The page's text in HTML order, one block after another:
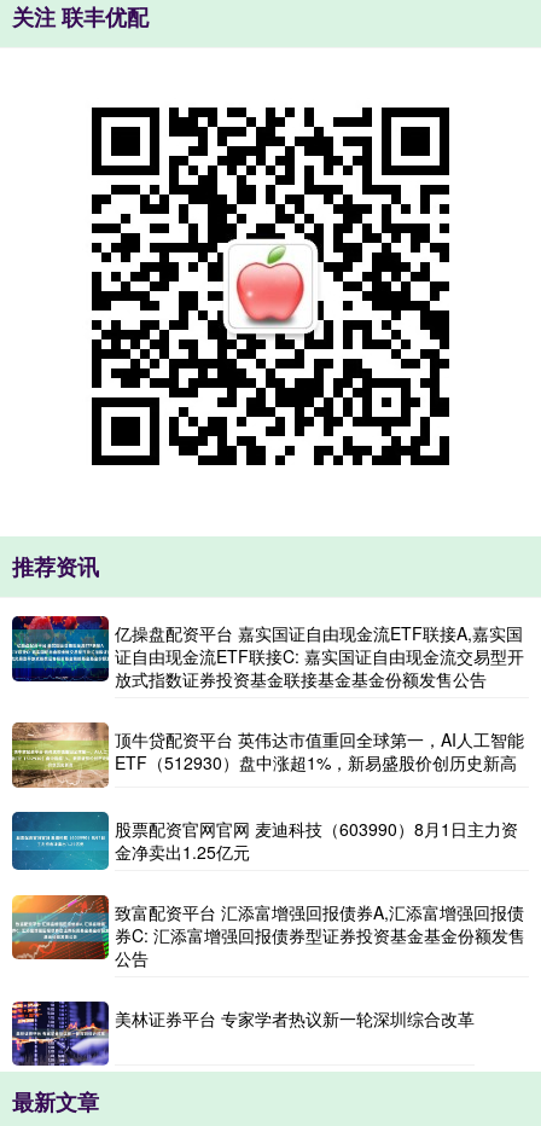
关注 联丰优配
推荐资讯
亿操盘配资平台 嘉实国证自由现金流ETF联接A,嘉实国
证自由现金流ETF联接C: 嘉实国证自由现金流交易型开
放式指数证券投资基金联接基金基金份额发售公告
顶牛贷配资平台 英伟达市值重回全球第一，AI人工智能
ETF（512930）盘中涨超1%，新易盛股价创历史新高
股票配资官网官网 麦迪科技（603990）8月1日主力资
金净卖出1.25亿元
致富配资平台 汇添富增强回报债券A,汇添富增强回报债
券C: 汇添富增强回报债券型证券投资基金基金份额发售
公告
美林证券平台 专家学者热议新一轮深圳综合改革
最新文章